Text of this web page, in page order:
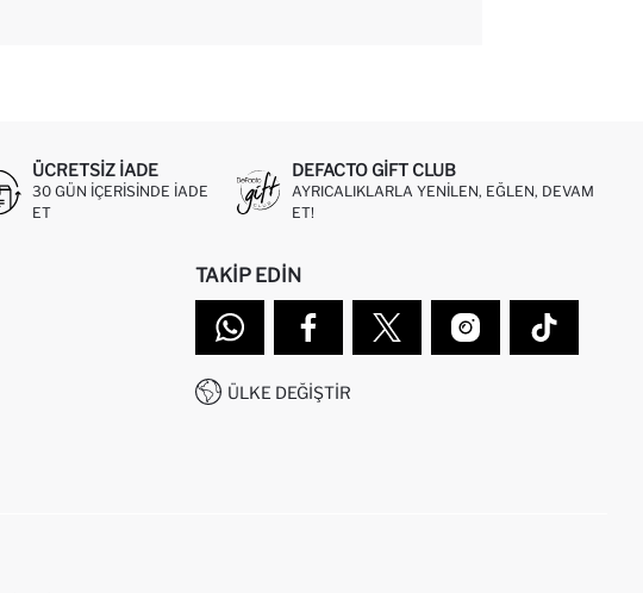
ÜCRETSIZ IADE
30 GÜN IÇERISINDE IADE
ET
DEFACTO GIFT CLUB
AYRICALIKLARLA YENILEN, EĞLEN, DEVAM
ET!
TAKIP EDIN
ÜLKE DEĞIŞTIR